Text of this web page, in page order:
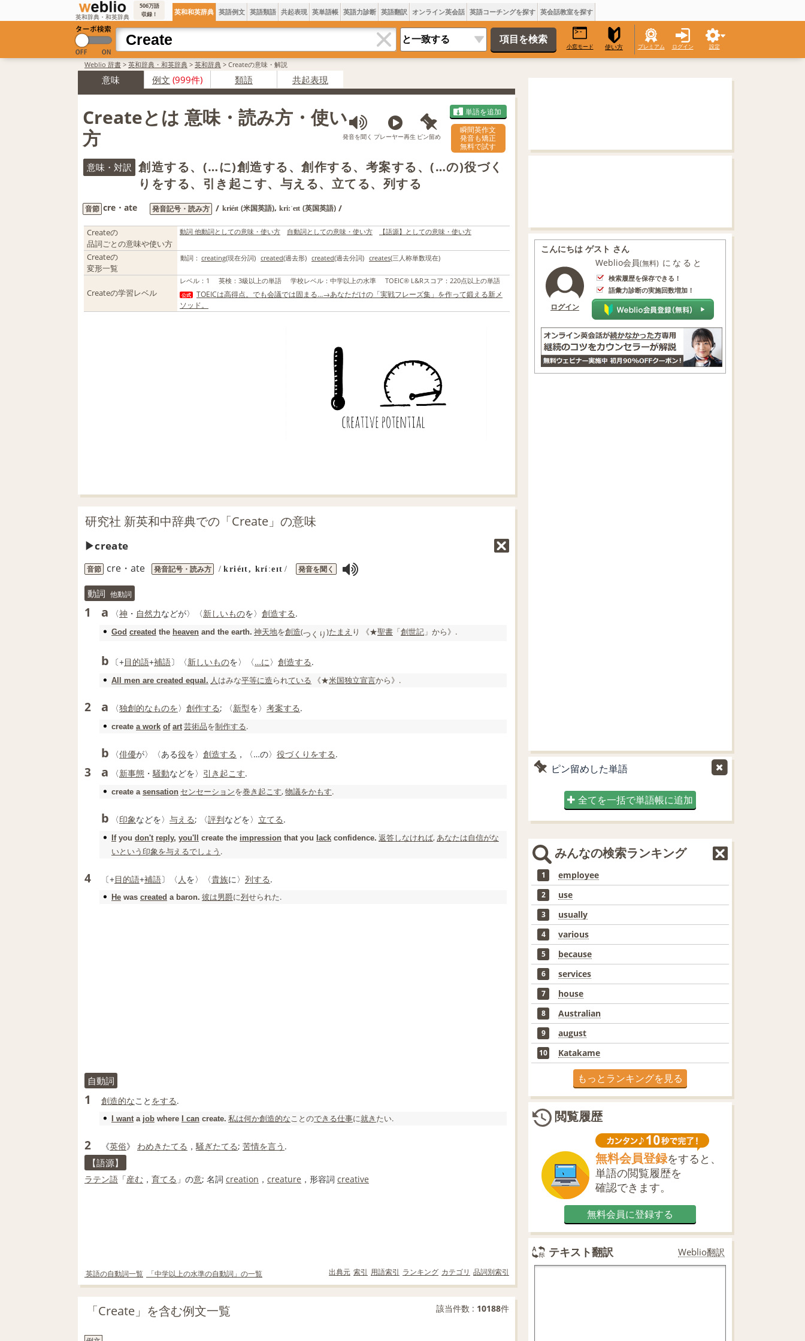
英和辞典・和英辞典
506万語
収録！
英和和英辞典 英語例文 英語類語 共起表現 英単語帳 英語力診断 英語翻訳 オンライン英会話 英語コーチングを探す 英会話教室を探す
小窓モード 使い方 プレミアム ログイン 設定
Weblio 辞書 > 英和辞典・和英辞典 > 英和辞典 > Createの意味・解説
意味 例文 (999件) 類語 共起表現
Createとは 意味・読み方・使い
方
発音を聞く プレーヤー再生 ピン留め
単語を追加
瞬間英作文
発音も矯正
無料で試す
意味・対訳
創造する、(…に)創造する、創作する、考案する、(…の)役づく
りをする、引き起こす、与える、立てる、列する
音節 cre・ate 発音記号・読み方 / kriéɪt (米国英語), kri:ˈeɪt (英国英語) /
Createの
品詞ごとの意味や使い方
動詞 他動詞としての意味・使い方 自動詞としての意味・使い方 【語源】としての意味・使い方
Createの
変形一覧
動詞： creating(現在分詞) created(過去形) created(過去分詞) creates(三人称単数現在)
Createの学習レベル
レベル ： 1 英検 ： 3級以上の単語 学校レベル ： 中学以上の水準 TOEIC® L&Rスコア ： 220点以上の単語
公式
TOEICは高得点。でも会議では固まる…→あなただけの「実戦フレーズ集」を作って鍛える新メ
ソッド。
研究社 新英和中辞典での「Create」の意味
create
音節 cre・ate 発音記号・読み方 / kriéɪt, kríːeɪt / 発音を聞く
動詞 他動詞
1 a 〈神 ・ 自然力などが〉〈新しいものを〉 創造する.
God created the heaven and the earth. 神天地を創造(つ く り)たまえ り 《★聖書 「創世記 」から》.
b 〔+目的語+補語〕〈新しいものを〉〈…に 〉 創造する.
All men are created equal. 人はみな平等に造られている 《★米国独立宣言から》.
2 a 〈独創的なものを〉 創作する; 〈新型を〉 考案する.
create a work of art 芸術品を制作する.
b 〈俳優が〉〈ある役を〉 創造する ，〈…の〉 役づくり をする.
3 a 〈新事態 ・ 騒動などを〉 引き起こす.
create a sensation センセーションを巻き起こす,物議をかもす.
b 〈印象などを〉 与える; 〈評判などを〉 立てる.
Ifyou don't reply, you'll create the impression that you lack confidence. 返答しなければ,あなたは自信がな
いという 印象を与えるでしょう .
4 〔+目的語+補語〕〈 人 を〉〈貴族に〉 列する.
He was created a baron. 彼は男爵に列せられた.
自動詞
1 創造的なこと をする.
I want a job where I can create. 私は何か創造的なことのできる仕事に就き たい.
2 《英俗》 わめきたてる ， 騒ぎたてる; 苦情を言う .
【語源】
ラテン語 「産む ， 育てる 」の意; 名詞 creation ， creature ， 形容詞 creative
英語の自動詞一覧 「中学以上の水準の自動詞」の一覧 出典元 索引 用語索引 ランキング カテゴリ 品詞別索引
「Create」を含む例文一覧 該当件数 : 10188件
こんにちは ゲスト さん
ログイン
Weblio会員(無料) になると
検索履歴を保存できる！
語彙力診断の実施回数増加！
ピン留めした単語
全てを一括で単語帳に追加
みんなの検索ランキング
1 employee
2 use
3 usually
4 various
5 because
6 services
7 house
8 Australian
9 august
10 Katakame
もっとランキングを見る
閲覧履歴
無料会員登録をすると、
単語の閲覧履歴を
確認できます。
無料会員に登録する
テキスト翻訳 Weblio翻訳